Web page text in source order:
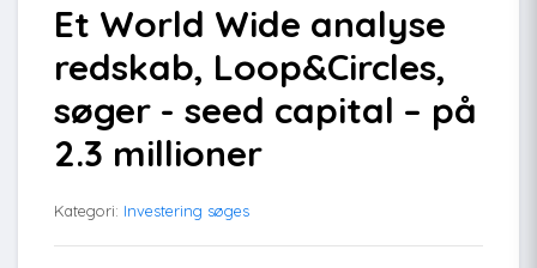
Et World Wide analyse
redskab, Loop&Circles,
søger - seed capital – på
2.3 millioner
Kategori: Investering søges